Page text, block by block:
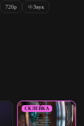
720p Звук
СКЛЕЙКА